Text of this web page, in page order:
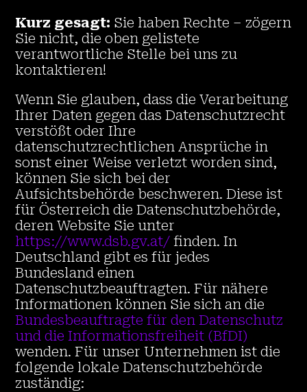
Kurz gesagt: Sie haben Rechte – zögern
Sie nicht, die oben gelistete
verantwortliche Stelle bei uns zu
kontaktieren!
Wenn Sie glauben, dass die Verarbeitung
Ihrer Daten gegen das Datenschutzrecht
verstößt oder Ihre
datenschutzrechtlichen Ansprüche in
sonst einer Weise verletzt worden sind,
können Sie sich bei der
Aufsichtsbehörde beschweren. Diese ist
für Österreich die Datenschutzbehörde,
deren Website Sie unter
https://www.dsb.gv.at/ finden. In
Deutschland gibt es für jedes
Bundesland einen
Datenschutzbeauftragten. Für nähere
Informationen können Sie sich an die
Bundesbeauftragte für den Datenschutz
und die Informationsfreiheit (BfDI)
wenden. Für unser Unternehmen ist die
folgende lokale Datenschutzbehörde
zuständig: